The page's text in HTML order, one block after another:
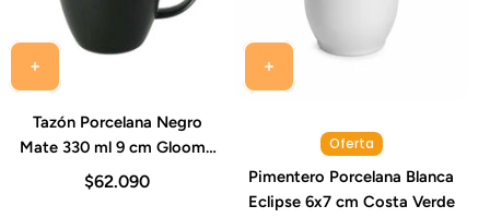
Tazón Porcelana Negro
Mate 330 ml 9 cm Gloomy
Costa Verde (Set 6 Piezas)
$62.090
Oferta
Pimentero Porcelana Blanca
Eclipse 6x7 cm Costa Verde